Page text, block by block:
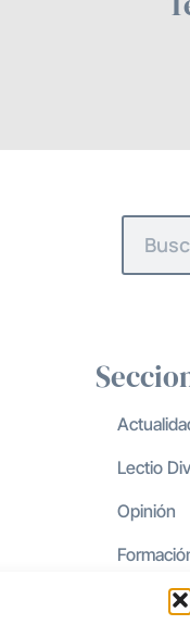
Lectio
Opinión